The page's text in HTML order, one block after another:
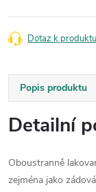
Dotaz k produktu
Popis produktu
Detailní
Oboustranně
zejména jako